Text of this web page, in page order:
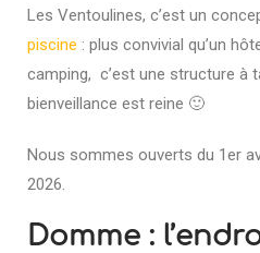
Les Ventoulines, c’est un
piscine : plus convivial qu’un
camping, c’est une structure à
bienveillance est reine 🙂
Nous sommes ouverts du 1er
2026.
Domme :